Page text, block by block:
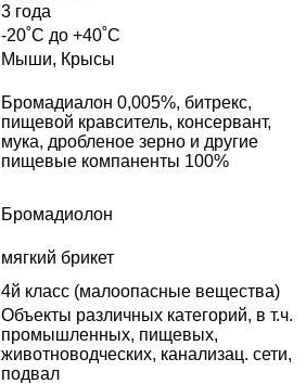
3 года
-20˚С до +40˚С
Мыши, Крысы
Бромадиалон 0,005%, битрекс,
пищевой кравситель, консервант,
мука, дробленое зерно и другие
пищевые компаненты 100%
Бромадиолон
мягкий брикет
4й класс (малоопасные вещества)
Объекты различных категорий, в т.ч.
промышленных, пищевых,
животноводческих, канализац. сети,
подвал